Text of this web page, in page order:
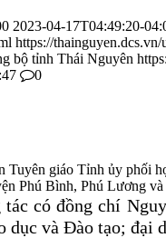
2023-04-17T04:49:20-
https://
bộ tỉnh Thái Nguyên
0
Tuyên giáo Tỉnh ủy phối
Phú Bình, Phú Lương
có đồng chí
dục và Đào tạo; đại